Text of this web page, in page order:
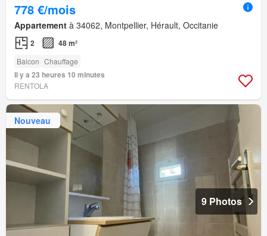
778 €/mois
Appartement à 34062, Montpellier, Hérault, Occitanie
2 48 m²
Balcon Chauffage
Il y a 23 heures 10 minutes
RENTOLA
Nouveau
9 Photos